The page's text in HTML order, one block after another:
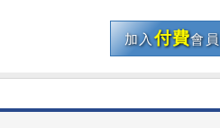
加入付費會員